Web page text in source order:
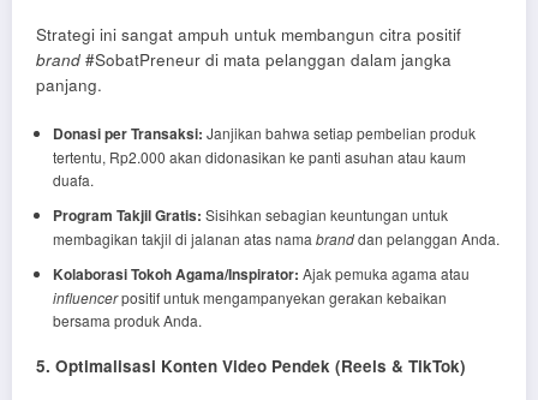
Strategi ini sangat ampuh untuk membangun citra positif
brand #SobatPreneur di mata pelanggan dalam jangka
panjang.
Donasi per Transaksi: Janjikan bahwa setiap pembelian produk
tertentu, Rp2.000 akan didonasikan ke panti asuhan atau kaum
duafa.
Program Takjil Gratis: Sisihkan sebagian keuntungan untuk
membagikan takjil di jalanan atas nama branddan pelanggan Anda.
Kolaborasi Tokoh Agama/Inspirator: Ajak pemuka agama atau
influencerpositif untuk mengampanyekan gerakan kebaikan
bersama produk Anda.
5. Optimalisasi Konten Video Pendek (Reels & TikTok)